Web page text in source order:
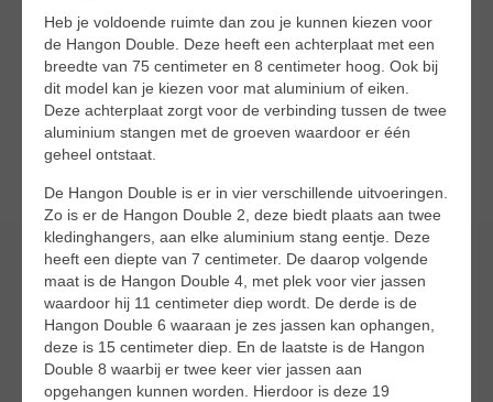
Heb je voldoende ruimte dan zou je kunnen kiezen voor
de Hangon Double. Deze heeft een achterplaat met een
breedte van 75 centimeter en 8 centimeter hoog. Ook bij
dit model kan je kiezen voor mat aluminium of eiken.
Deze achterplaat zorgt voor de verbinding tussen de twee
aluminium stangen met de groeven waardoor er één
geheel ontstaat.
De Hangon Double is er in vier verschillende uitvoeringen.
Zo is er de Hangon Double 2, deze biedt plaats aan twee
kledinghangers, aan elke aluminium stang eentje. Deze
heeft een diepte van 7 centimeter. De daarop volgende
maat is de Hangon Double 4, met plek voor vier jassen
waardoor hij 11 centimeter diep wordt. De derde is de
Hangon Double 6 waaraan je zes jassen kan ophangen,
deze is 15 centimeter diep. En de laatste is de Hangon
Double 8 waarbij er twee keer vier jassen aan
opgehangen kunnen worden. Hierdoor is deze 19